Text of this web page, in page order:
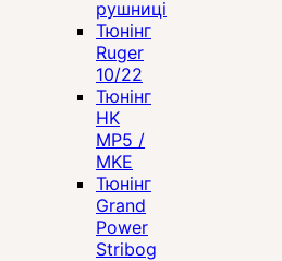
рушниці
Тюнінг
Ruger
10/22
Тюнінг
HK
MP5 /
MKE
Тюнінг
Grand
Power
Stribog